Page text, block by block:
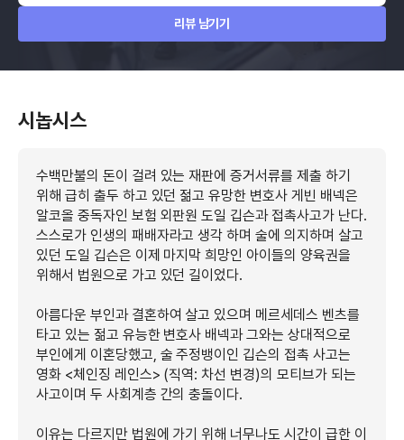
리뷰 남기기
시놉시스
수백만불의 돈이 걸려 있는 재판에 증거서류를 제출 하기
위해 급히 출두 하고 있던 젊고 유망한 변호사 게빈 배넥은
알코올 중독자인 보험 외판원 도일 깁슨과 접촉사고가 난다.
스스로가 인생의 패배자라고 생각 하며 술에 의지하며 살고
있던 도일 깁슨은 이제 마지막 희망인 아이들의 양육권을
위해서 법원으로 가고 있던 길이었다.
아름다운 부인과 결혼하여 살고 있으며 메르세데스 벤츠를
타고 있는 젊고 유능한 변호사 배넥과 그와는 상대적으로
부인에게 이혼당했고, 술 주정뱅이인 깁슨의 접촉 사고는
영화 <체인징 레인스> (직역: 차선 변경)의 모티브가 되는
사고이며 두 사회계층 간의 충돌이다.
이유는 다르지만 법원에 가기 위해 너무나도 시간이 급한 이